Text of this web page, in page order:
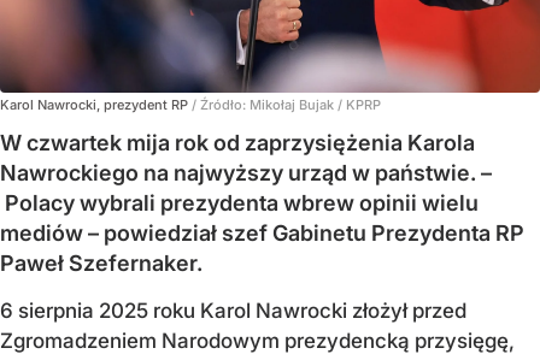
Karol Nawrocki, prezydent RP / Źródło: Mikołaj Bujak / KPRP
W czwartek mija rok od zaprzysiężenia Karola
Nawrockiego na najwyższy urząd w państwie. –
Polacy wybrali prezydenta wbrew opinii wielu
mediów – powiedział szef Gabinetu Prezydenta RP
Paweł Szefernaker.
6 sierpnia 2025 roku Karol Nawrocki złożył przed
Zgromadzeniem Narodowym prezydencką przysięgę,